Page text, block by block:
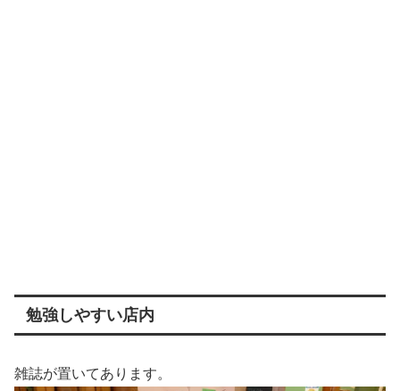
勉強しやすい店内
雑誌が置いてあります。